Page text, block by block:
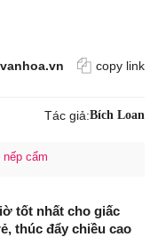
copy link
Tác giả:Bích Loan
nếp cẩm
tốt nhất cho giấc
thúc đẩy chiều cao